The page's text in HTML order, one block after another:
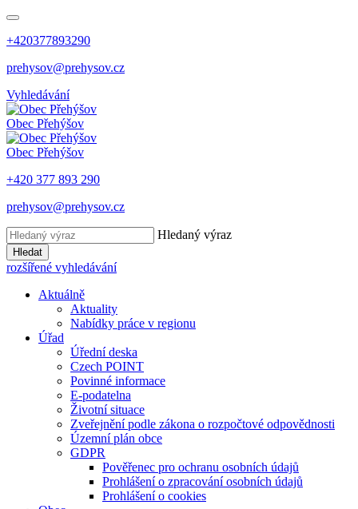
+420377893290
prehysov@prehysov.cz
Vyhledávání
Obec Přehýšov
Obec Přehýšov
+420 377 893 290
prehysov@prehysov.cz
Hledaný výraz
Hledat
rozšířené vyhledávání
Aktuálně
Aktuality
Nabídky práce v regionu
Úřad
Úřední deska
Czech POINT
Povinné informace
E-podatelna
Životní situace
Zveřejnění podle zákona o rozpočtové odpovědnosti
Územní plán obce
GDPR
Pověřenec pro ochranu osobních údajů
Prohlášení o zpracování osobních údajů
Prohlášení o cookies